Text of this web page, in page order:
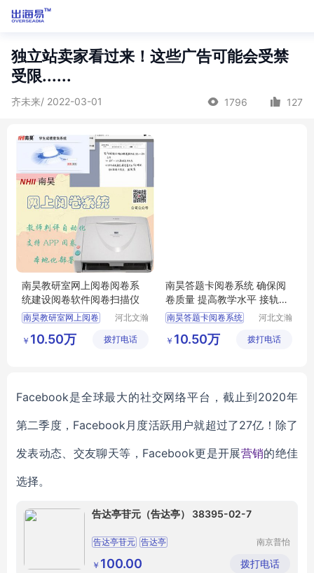
独立站卖家看过来！这些广告可能会受禁
受限......
齐未来/ 2022-03-01 1796 127
南昊教研室网上阅卷阅卷系
统建设阅卷软件阅卷扫描仪
南昊教研室网上阅卷
阅卷软件 阅卷扫描仪
河北文瀚
技发展有
￥ 10.50万 拨打电话
南昊答题卡阅卷系统 确保阅
卷质量 提高教学水平 接轨教
学模式
南昊答题卡阅卷系统
考试电脑阅卷
河北文瀚
技发展有
￥ 10.50万 拨打电话
Facebook是全球最大的社交网络平台，截止到2020年
第二季度，Facebook月度活跃用户就超过了27亿！除了
发表动态、交友聊天等，Facebook更是开展营销的绝佳
选择。
告达亭苷元（告达亭） 38395-02-7
告达亭苷元 告达亭
南京普怡
有限公司
￥ 100.00 拨打电话